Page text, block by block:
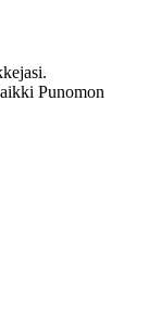
Punomon